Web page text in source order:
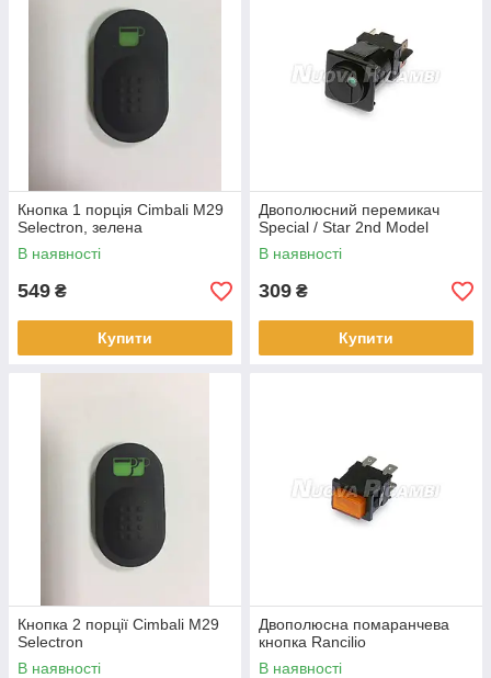
Кнопка 1 порція Cimbali M29
Selectron, зелена
В наявності
549 ₴
Купити
Двополюсний перемикач
Special / Star 2nd Model
В наявності
309 ₴
Купити
Кнопка 2 порції Cimbali M29
Selectron
В наявності
Двополюсна помаранчева
кнопка Rancilio
В наявності